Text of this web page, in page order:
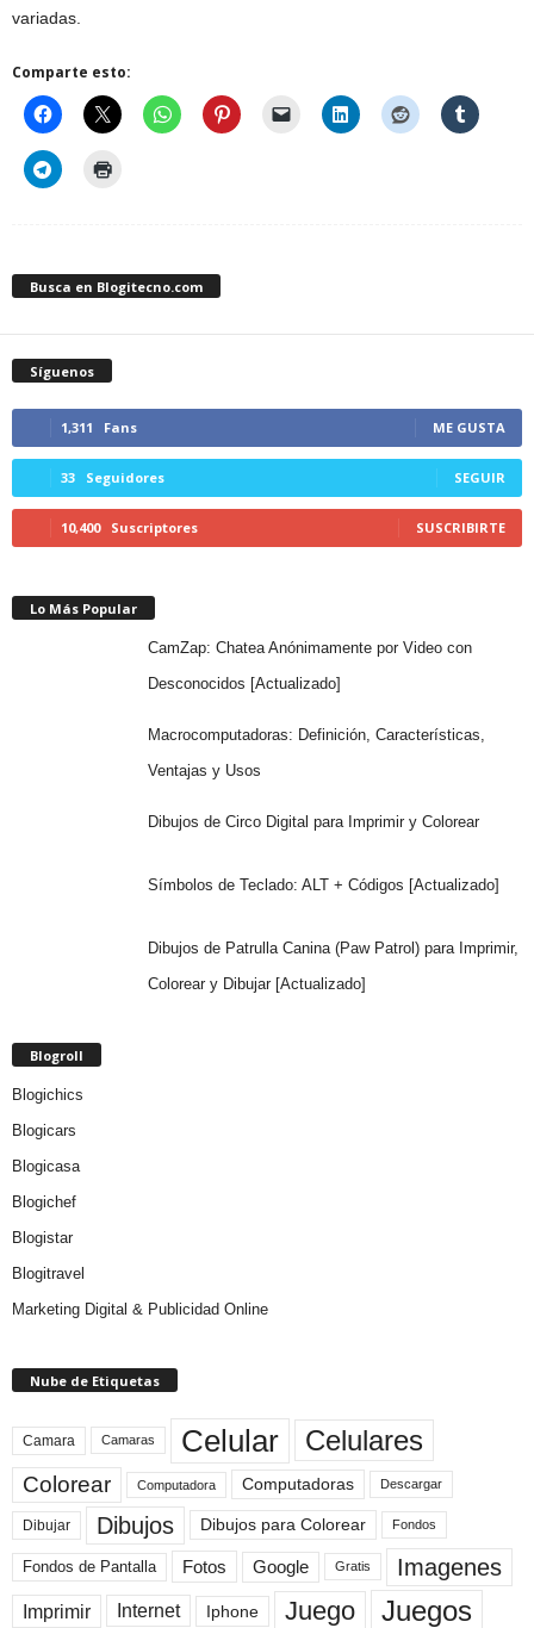
variadas.
Comparte esto:
Busca en Blogitecno.com
Síguenos
1,311 Fans ME GUSTA
33 Seguidores SEGUIR
10,400 Suscriptores SUSCRIBIRTE
Lo Más Popular
CamZap: Chatea Anónimamente por Video con
Desconocidos [Actualizado]
Macrocomputadoras: Definición, Características,
Ventajas y Usos
Dibujos de Circo Digital para Imprimir y Colorear
Símbolos de Teclado: ALT + Códigos [Actualizado]
Dibujos de Patrulla Canina (Paw Patrol) para Imprimir,
Colorear y Dibujar [Actualizado]
Blogroll
Blogichics
Blogicars
Blogicasa
Blogichef
Blogistar
Blogitravel
Marketing Digital & Publicidad Online
Nube de Etiquetas
Camara Camaras Celular Celulares
Colorear Computadora Computadoras Descargar
Dibujar Dibujos Dibujos para Colorear Fondos
Fondos de Pantalla Fotos Google Gratis Imagenes
Imprimir Internet Iphone Juego Juegos